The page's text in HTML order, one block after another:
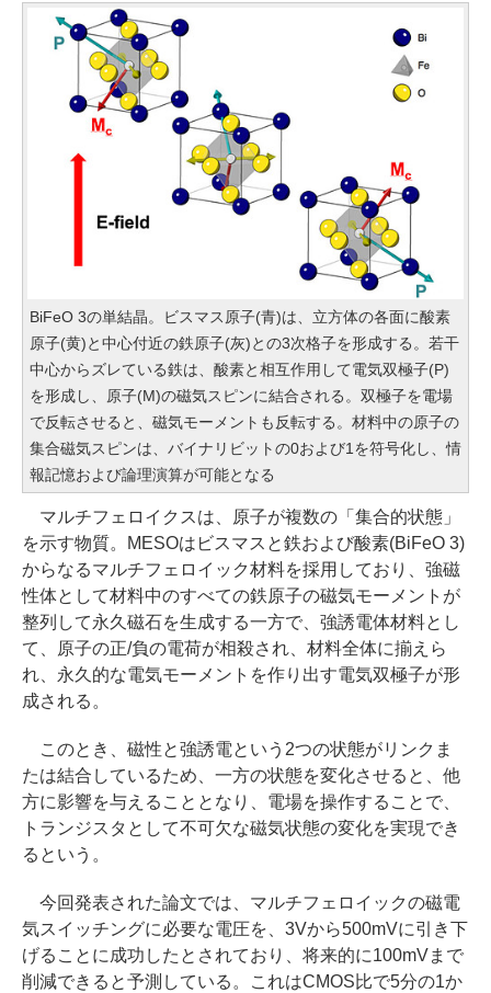
BiFeO 3の単結晶。ビスマス原子(青)は、立方体の各面に酸素
原子(黄)と中心付近の鉄原子(灰)との3次格子を形成する。若干
中心からズレている鉄は、酸素と相互作用して電気双極子(P)
を形成し、原子(M)の磁気スピンに結合される。双極子を電場
で反転させると、磁気モーメントも反転する。材料中の原子の
集合磁気スピンは、バイナリビットの0および1を符号化し、情
報記憶および論理演算が可能となる
マルチフェロイクスは、原子が複数の「集合的状態」
を示す物質。MESOはビスマスと鉄および酸素(BiFeO 3)
からなるマルチフェロイック材料を採用しており、強磁
性体として材料中のすべての鉄原子の磁気モーメントが
整列して永久磁石を生成する一方で、強誘電体材料とし
て、原子の正/負の電荷が相殺され、材料全体に揃えら
れ、永久的な電気モーメントを作り出す電気双極子が形
成される。
このとき、磁性と強誘電という2つの状態がリンクま
たは結合しているため、一方の状態を変化させると、他
方に影響を与えることとなり、電場を操作することで、
トランジスタとして不可欠な磁気状態の変化を実現でき
るという。
今回発表された論文では、マルチフェロイックの磁電
気スイッチングに必要な電圧を、3Vから500mVに引き下
げることに成功したとされており、将来的に100mVまで
削減できると予測している。これはCMOS比で5分の1か